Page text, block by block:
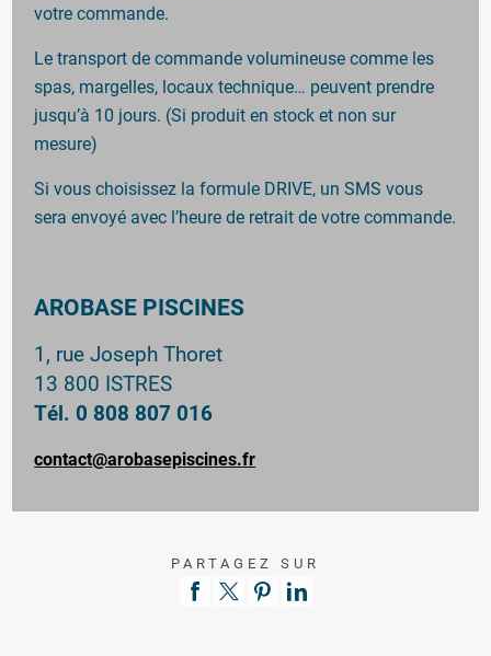
votre commande.
Le transport de commande volumineuse comme les
spas, margelles, locaux technique… peuvent prendre
jusqu’à 10 jours. (Si produit en stock et non sur
mesure)
Si vous choisissez la formule DRIVE, un SMS vous
sera envoyé avec l’heure de retrait de votre commande.
AROBASE PISCINES
1, rue Joseph Thoret
13 800 ISTRES
Tél. 0 808 807 016
contact@arobasepiscines.fr
PARTAGEZ SUR